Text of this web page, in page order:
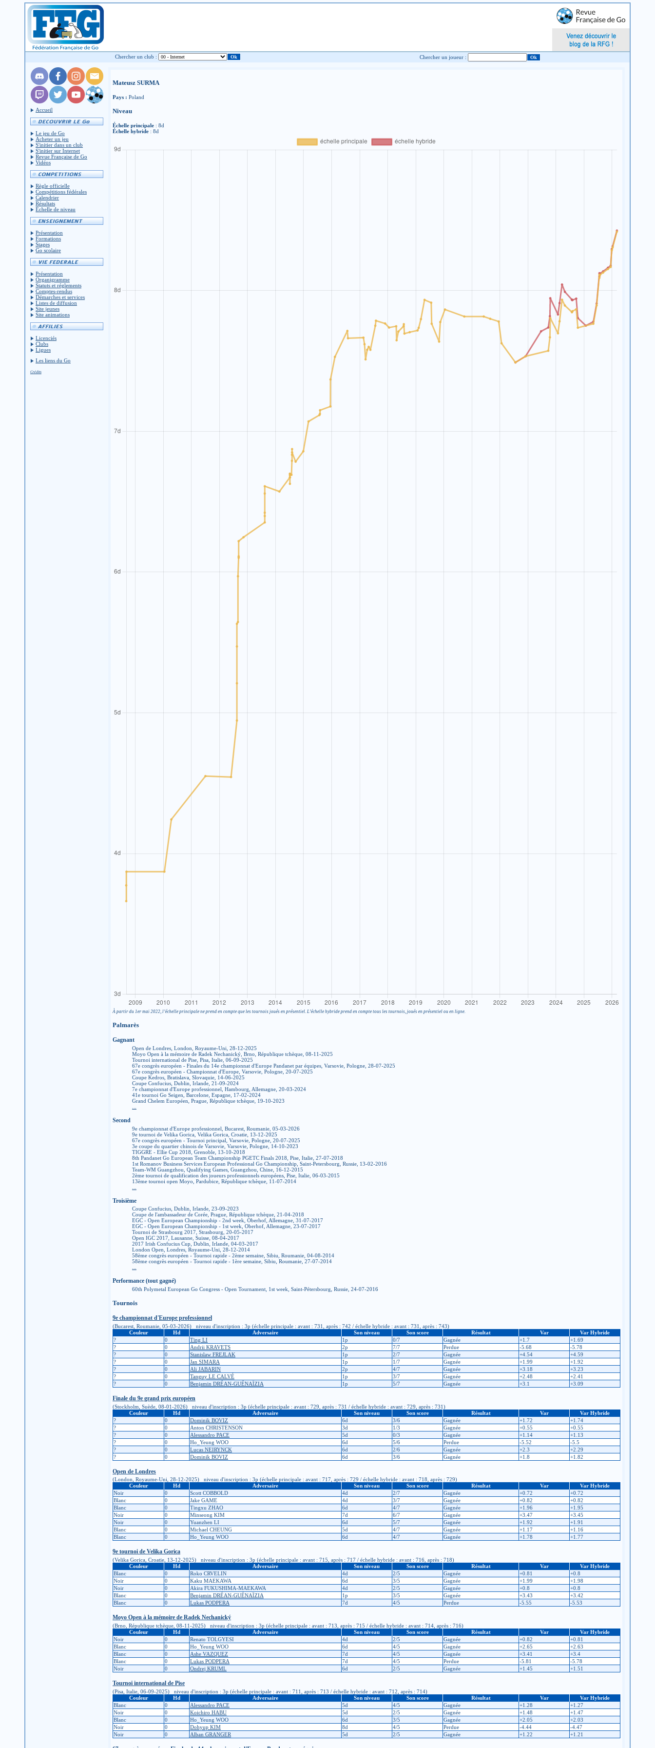
Chercher un club : Chercher un joueur :
Accueil
Le jeu de Go
Acheter un jeu
S'initier dans un club
S'initier sur Internet
Revue Française de Go
Vidéos
Règle officielle
Compétitions fédérales
Calendrier
Résultats
Échelle de niveau
Présentation
Formations
Stages
Go scolaire
Présentation
Organigramme
Statuts et réglements
Comptes-rendus
Démarches et services
Listes de diffusion
Site jeunes
Site animations
Licenciés
Clubs
Ligues
Les liens du Go
Crédits
Mateusz SURMA
Pays : Poland
Niveau
Échelle principale : 8d
Échelle hybride : 8d
À partir du 1er mai 2022, l’échelle principale ne prend en compte que les tournois joués en présentiel. L’échelle hybride prend en compte tous les tournois, joués en présentiel ou en ligne.
Palmarès
Gagnant
Open de Londres, London, Royaume-Uni, 28-12-2025
Moyo Open à la mémoire de Radek Nechanický, Brno, République tchèque, 08-11-2025
Tournoi international de Pise, Pisa, Italie, 06-09-2025
67e congrès européen - Finales du 14e championnat d'Europe Pandanet par équipes, Varsovie, Pologne, 28-07-2025
67e congrès européen - Championnat d'Europe, Varsovie, Pologne, 20-07-2025
Coupe Kedros, Bratislava, Slovaquie, 14-06-2025
Coupe Confucius, Dublin, Irlande, 21-09-2024
7e championnat d'Europe professionnel, Hambourg, Allemagne, 20-03-2024
41e tournoi Go Seigen, Barcelone, Espagne, 17-02-2024
Grand Chelem Européen, Prague, République tchèque, 19-10-2023
Second
9e championnat d'Europe professionnel, Bucarest, Roumanie, 05-03-2026
9e tournoi de Velika Gorica, Velika Gorica, Croatie, 13-12-2025
67e congrès européen - Tournoi principal, Varsovie, Pologne, 20-07-2025
3e coupe du quartier chinois de Varsovie, Varsovie, Pologne, 14-10-2023
TIGGRE - Ellie Cup 2018, Grenoble, 13-10-2018
8th Pandanet Go European Team Championship PGETC Finals 2018, Pise, Italie, 27-07-2018
1st Romanov Business Services European Professional Go Championship, Saint-Petersbourg, Russie, 13-02-2016
Team-WM Guangzhou, Qualifying Games, Guangzhou, Chine, 16-12-2015
2ème tournoi de qualification des joueurs professionnels européens, Pise, Italie, 06-03-2015
13ème tournoi open Moyo, Pardubice, République tchèque, 11-07-2014
Troisième
Coupe Confucius, Dublin, Irlande, 23-09-2023
Coupe de l'ambassadeur de Corée, Prague, République tchèque, 21-04-2018
EGC - Open European Championship - 2nd week, Oberhof, Allemagne, 31-07-2017
EGC - Open European Championship - 1st week, Oberhof, Allemagne, 23-07-2017
Tournoi de Strasbourg 2017, Strasbourg, 20-05-2017
Open IGC 2017, Lausanne, Suisse, 08-04-2017
2017 Irish Confucius Cup, Dublin, Irlande, 04-03-2017
London Open, Londres, Royaume-Uni, 28-12-2014
58ème congrès européen - Tournoi rapide - 2ème semaine, Sibiu, Roumanie, 04-08-2014
58ème congrès européen - Tournoi rapide - 1ère semaine, Sibiu, Roumanie, 27-07-2014
Performance (tout gagné)
60th Polymetal European Go Congress - Open Tournament, 1st week, Saint-Pétersbourg, Russie, 24-07-2016
Tournois
9e championnat d'Europe professionnel
(Bucarest, Roumanie, 05-03-2026) niveau d'inscription : 3p (échelle principale : avant : 731, après : 742 / échelle hybride : avant : 731, après : 743)
Couleur
Hd Adversaire Son niveau Son score Résultat Var
Var Hybride
?
0 Ting LI 1p 0/7 Gagnée +1.7
+1.69
?
0 Andrii KRAVETS 2p 7/7 Perdue -5.68
-5.78
?
0 Stanislaw FREJLAK 1p 2/7 Gagnée +4.54
+4.59
?
0 Jan SIMARA 1p 1/7 Gagnée +1.99
+1.92
?
0 Ali JABARIN 2p 4/7 Gagnée +3.18
+3.23
?
0 Tanguy LE CALVÉ 1p 3/7 Gagnée +2.48
+2.41
?
0 Benjamin DRÉAN-GUÉNAÏZIA 1p 5/7 Gagnée +3.1 +3.09
Finale du 9e grand prix européen
(Stockholm, Suède, 08-01-2026) niveau d'inscription : 3p (échelle principale : avant : 729, après : 731 / échelle hybride : avant : 729, après : 731)
Couleur
Hd Adversaire Son niveau Son score Résultat Var
Var Hybride
?
0 Dominik BOVIZ 6d 3/6 Gagnée +1.72
+1.74
?
0 Anton CHRISTENSON 3d 1/3 Gagnée +0.55
+0.55
?
0 Alessandro PACE 5d 0/3 Gagnée +1.14
+1.13
?
0 Ho_Yeung WOO 6d 5/6 Perdue -5.52
-5.5
?
0 Lucas NEIRYNCK 6d 2/6 Gagnée +2.3
+2.29
?
0 Dominik BOVIZ 6d 3/6 Gagnée +1.8 +1.82
Open de Londres
(London, Royaume-Uni, 28-12-2025) niveau d'inscription : 3p (échelle principale : avant : 717, après : 729 / échelle hybride : avant : 718, après : 729)
Couleur
Hd Adversaire Son niveau Son score Résultat Var
Var Hybride
Noir
0 Scott COBBOLD 4d 2/7 Gagnée +0.72
+0.72
Blanc
0 Jake GAME 4d 3/7 Gagnée +0.82
+0.82
Blanc
0 Tingxu ZHAO 6d 4/7 Gagnée +1.96
+1.95
Noir
0 Minseong KIM 7d 6/7 Gagnée +3.47
+3.45
Noir
0 Yuanzhen LI 6d 5/7 Gagnée +1.92
+1.91
Blanc
0 Michael CHEUNG 5d 4/7 Gagnée +1.17
+1.16
Blanc
0 Ho_Yeung WOO 6d 4/7 Gagnée +1.78 +1.77
9e tournoi de Velika Gorica
(Velika Gorica, Croatie, 13-12-2025) niveau d'inscription : 3p (échelle principale : avant : 715, après : 717 / échelle hybride : avant : 716, après : 718)
Couleur
Hd Adversaire Son niveau Son score Résultat Var
Var Hybride
Blanc
0 Roko CRVELIN 4d 2/5 Gagnée +0.81
+0.8
Noir
0 Kaku MAEKAWA 6d 3/5 Gagnée +1.99
+1.98
Noir
0 Akira FUKUSHIMA-MAEKAWA 4d 2/5 Gagnée +0.8
+0.8
Blanc
0 Benjamin DRÉAN-GUÉNAÏZIA 1p 3/5 Gagnée +3.43
+3.42
Blanc
0 Lukas PODPERA 7d 4/5 Perdue -5.55 -5.53
Moyo Open à la mémoire de Radek Nechanický
(Brno, République tchèque, 08-11-2025) niveau d'inscription : 3p (échelle principale : avant : 713, après : 715 / échelle hybride : avant : 714, après : 716)
Couleur
Hd Adversaire Son niveau Son score Résultat Var
Var Hybride
Noir
0 Renato TOLGYESI 4d 2/5 Gagnée +0.82
+0.81
Blanc
0 Ho_Yeung WOO 6d 4/5 Gagnée +2.65
+2.63
Blanc
0 Ashe VAZQUEZ 7d 4/5 Gagnée +3.41
+3.4
Blanc
0 Lukas PODPERA 7d 4/5 Perdue -5.81
-5.78
Noir
0 Ondrej KRUML 6d 2/5 Gagnée +1.45 +1.51
Tournoi international de Pise
(Pisa, Italie, 06-09-2025) niveau d'inscription : 3p (échelle principale : avant : 711, après : 713 / échelle hybride : avant : 712, après : 714)
Couleur
Hd Adversaire Son niveau Son score Résultat Var
Var Hybride
Blanc
0 Alessandro PACE 5d 4/5 Gagnée +1.28
+1.27
Noir
0 Koichiro HABU 5d 2/5 Gagnée +1.48
+1.47
Blanc
0 Ho_Yeung WOO 6d 3/5 Gagnée +2.05
+2.03
Noir
0 Dohyup KIM 8d 4/5 Perdue -4.44
-4.47
Noir
0 Alban GRANGER 5d 2/5 Gagnée +1.22 +1.21